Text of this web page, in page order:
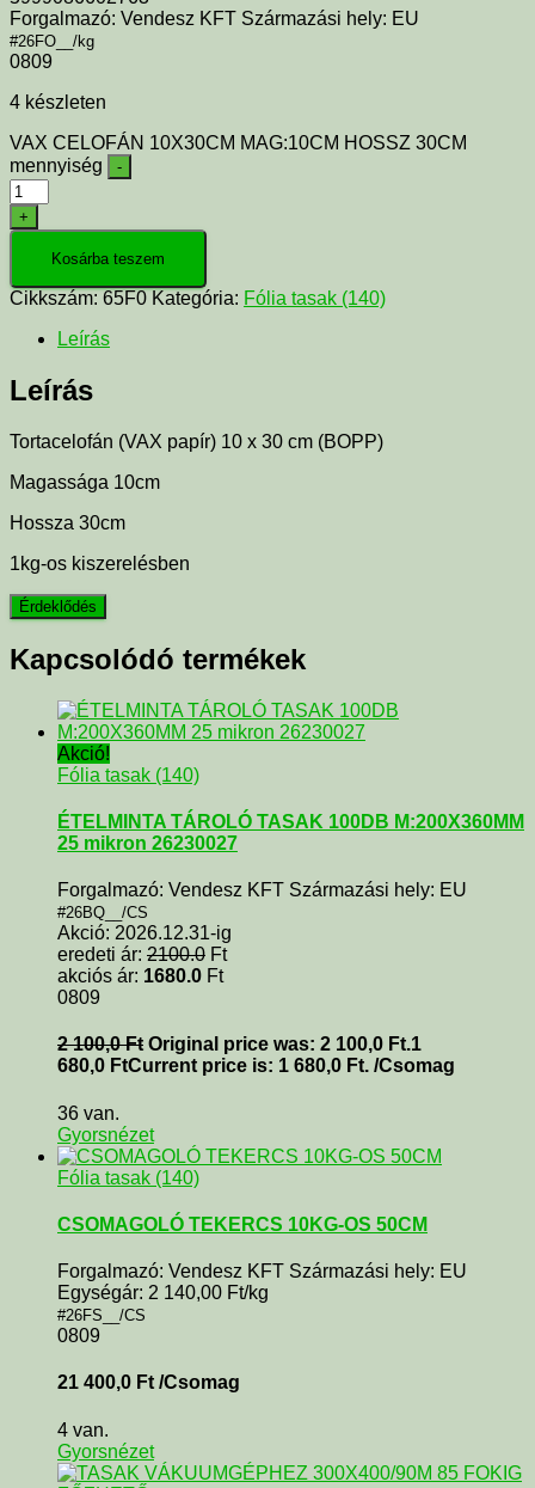
Forgalmazó: Vendesz KFT Származási hely: EU
#26FO__/kg
0809
4 készleten
VAX CELOFÁN 10X30CM MAG:10CM HOSSZ 30CM
mennyiség
-
+
Kosárba teszem
Cikkszám: 65F0 Kategória: Fólia tasak (140)
Leírás
Leírás
Tortacelofán (VAX papír) 10 x 30 cm (BOPP)
Magassága 10cm
Hossza 30cm
1kg-os kiszerelésben
Kapcsolódó termékek
Akció!
Fólia tasak (140)
ÉTELMINTA TÁROLÓ TASAK 100DB M:200X360MM
25 mikron 26230027
Forgalmazó: Vendesz KFT Származási hely: EU
#26BQ__/CS
Akció: 2026.12.31-ig
eredeti ár: 2100.0 Ft
akciós ár: 1680.0 Ft
0809
2 100,0Ft Original price was: 2 100,0 Ft.1
680,0 FtCurrent price is: 1 680,0 Ft. /Csomag
36 van.
Gyorsnézet
Fólia tasak (140)
CSOMAGOLÓ TEKERCS 10KG-OS 50CM
Forgalmazó: Vendesz KFT Származási hely: EU
Egységár: 2 140,00 Ft/kg
#26FS__/CS
0809
21 400,0 Ft /Csomag
4 van.
Gyorsnézet